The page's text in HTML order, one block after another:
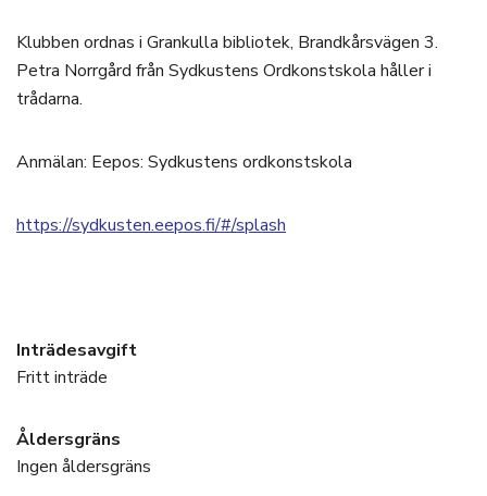
Klubben ordnas i Grankulla bibliotek, Brandkårsvägen 3.
Petra Norrgård från Sydkustens Ordkonstskola håller i
trådarna.
Anmälan: Eepos: Sydkustens ordkonstskola
https://sydkusten.eepos.fi/#/splash
Inträdesavgift
Fritt inträde
Åldersgräns
Ingen åldersgräns